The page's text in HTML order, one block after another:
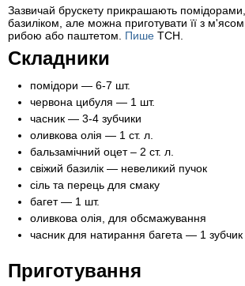
Зазвичай брускету прикрашають
базиліком, але можна приготувати її з
рибою або паштетом. Пише ТСН.
Складники
помідори — 6-7 шт.
червона цибуля — 1 шт.
часник — 3-4 зубчики
оливкова олія — 1 ст. л.
бальзамічний оцет – 2 ст. л.
свіжий базилік — невеликий пучок
сіль та перець для смаку
багет — 1 шт.
оливкова олія, для обсмажування
часник для натирання багета — 1 зубчик
Приготування